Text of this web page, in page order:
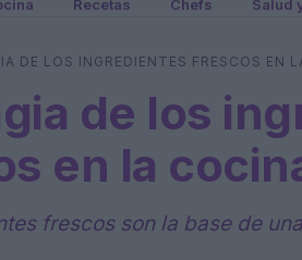
Recetas Chefs Salud
DE LOS INGREDIENTES FRESCOS EN
de los
en la
frescos son la base de